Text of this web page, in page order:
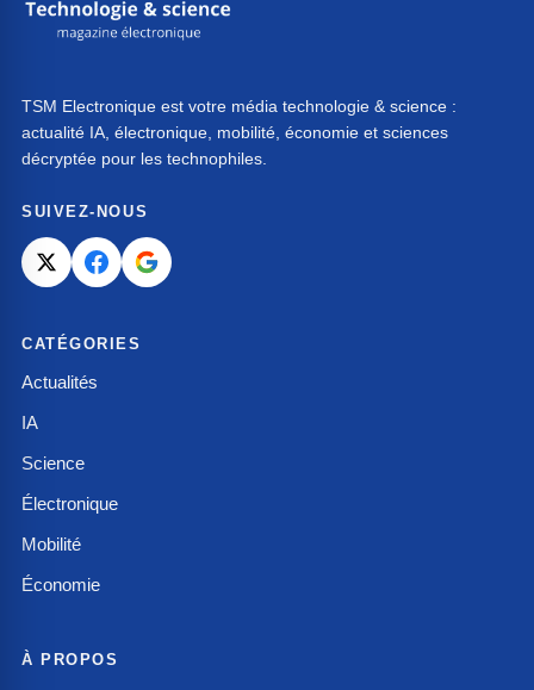
TSM Electronique est votre média technologie & science :
actualité IA, électronique, mobilité, économie et sciences
décryptée pour les technophiles.
SUIVEZ-NOUS
CATÉGORIES
Actualités
IA
Science
Électronique
Mobilité
Économie
À PROPOS